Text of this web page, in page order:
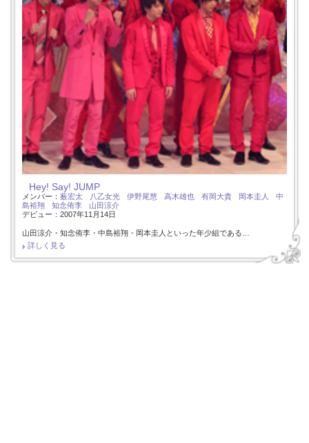
Hey! Say! JUMP
メンバー： 薮宏太 八乙女光 伊野尾慧 高木雄也 有岡大貴 岡本圭人
中
島裕翔
知念侑李
山田涼介
デビュー：2007年11月14日
山田涼介・知念侑李・中島裕翔・岡本圭人といった年少組である…
詳しく見る